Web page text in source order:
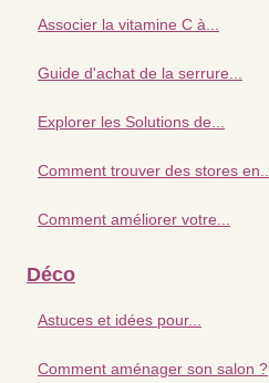
Associer la vitamine C à...
Guide d'achat de la serrure...
Explorer les Solutions de...
Comment trouver des stores en...
Comment améliorer votre...
Déco
Astuces et idées pour...
Comment aménager son salon ?